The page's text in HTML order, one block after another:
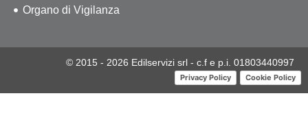
Organo di Vigilanza
© 2015 - 2026 Edilservizi srl - c.f e p.i. 01803440997
Privacy Policy Cookie Policy